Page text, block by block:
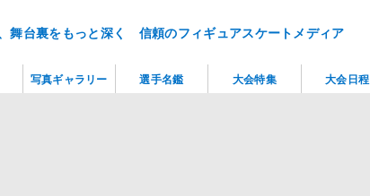
舞台裏をもっと深く 信頼のフィギュアスケートメディア
写真ギャラリー 選手名鑑 大会特集 大会日程